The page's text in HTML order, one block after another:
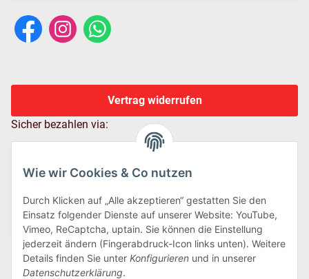
Wie wir Cookies & Co nutzen
Durch Klicken auf „Alle akzeptieren“ gestatten Sie den
Einsatz folgender Dienste auf unserer Website: YouTube,
Vimeo, ReCaptcha, uptain. Sie können die Einstellung
jederzeit ändern (Fingerabdruck-Icon links unten). Weitere
Details finden Sie unter Konfigurieren und in unserer
Datenschutzerklärung.
Vertrag widerrufen
Sicher bezahlen via:
Wir versenden via: